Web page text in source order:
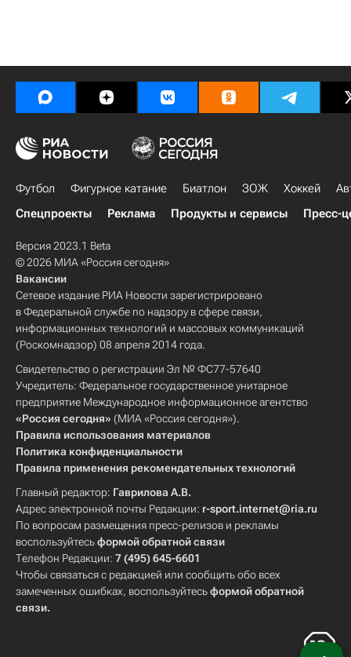
Футбол Фигурное катание Биатлон ЗОЖ Хоккей
Спецпроекты
Реклама Продукты и сервисы Пресс-
Версия 2023.1 Beta
© 2026 МИА «Россия сегодня»
Вакансии
Сетевое издание РИА Новости зарегистрировано
в Федеральной службе по надзору в сфере связи,
информационных технологий и массовых коммуникаций
(Роскомнадзор) 08 апреля 2014 года.
Свидетельство о регистрации Эл № ФС77-57640
Учредитель: Федеральное государственное унитарное
предприятие Международное информационное агентство
«Россия сегодня» (МИА «Россия сегодня»).
Правила использования материалов
Политика конфиденциальности
Правила применения рекомендательных технологий
Главный редактор: Гаврилова А.В.
Адрес электронной почты Редакции: r-sport.internet@ria.ru
По вопросам размещения пресс-релизов и рекламы
воспользуйтесьформой обратной связи
Телефон Редакции: 7 (495) 645-6601
Чтобы связаться с редакцией или сообщить обо всех
замеченных ошибках, воспользуйтесьформой обратной
связи.